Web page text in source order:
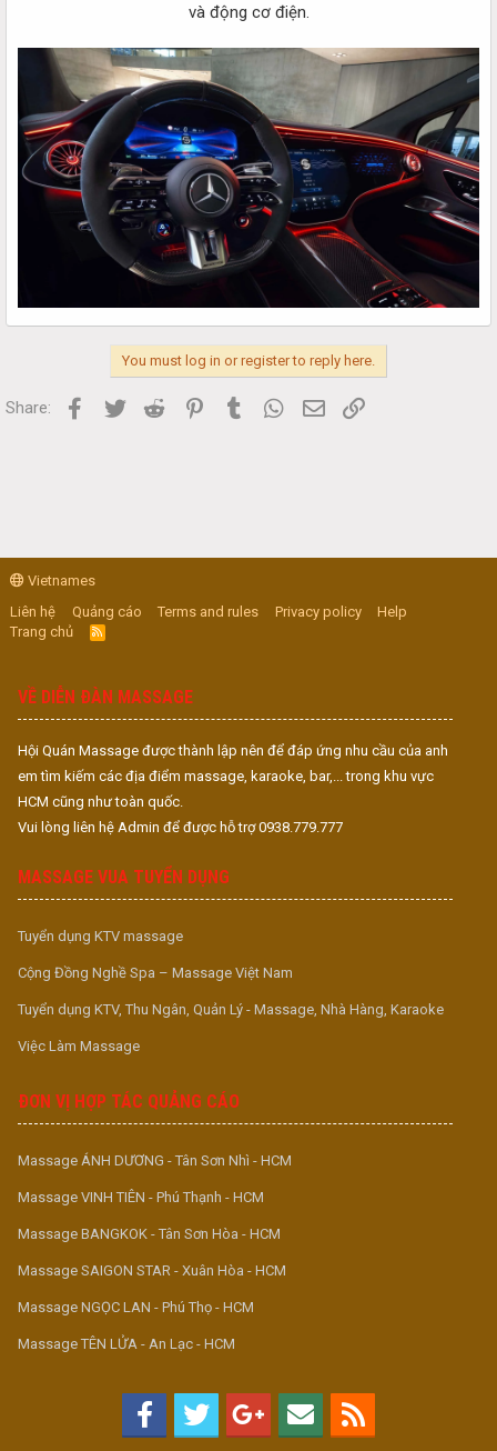
và động cơ điện.
You must log in or register to reply here.
Share: Facebook
Twitter Reddit PinterestTumblr WhatsApp
Email
Vietnames
Liên hệ
Quảng cáo Terms and rules Privacy policy
Help
Trang chủ
R
S
VỀ DIỄN ĐÀN MASSAGE
Hội Quán Massage được thành lập nên để đáp ứng nhu cầu của anh
em tìm kiếm các địa điểm massage, karaoke, bar,... trong khu vực
HCM cũng như toàn quốc.
Vui lòng liên hệ Admin để được hỗ trợ 0938.779.777
MASSAGE VUA TUYỂN DỤNG
Tuyển dụng KTV massage
Cộng Đồng Nghề Spa – Massage Việt Nam
Tuyển dụng KTV, Thu Ngân, Quản Lý - Massage, Nhà Hàng, Karaoke
Việc Làm Massage
ĐƠN VỊ HỢP TÁC QUẢNG CÁO
Massage ÁNH DƯƠNG - Tân Sơn Nhì - HCM
Massage VINH TIÊN - Phú Thạnh - HCM
Massage BANGKOK - Tân Sơn Hòa - HCM
Massage SAIGON STAR - Xuân Hòa - HCM
Massage NGỌC LAN - Phú Thọ - HCM
Massage TÊN LỬA - An Lạc - HCM